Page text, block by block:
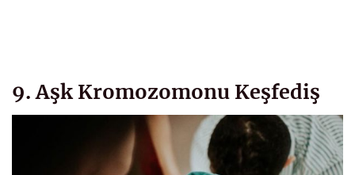
9. Aşk Kromozomonu Keşfediş